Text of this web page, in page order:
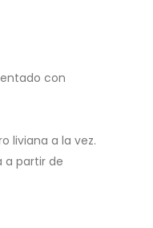
con
liviana a la vez.
a partir de